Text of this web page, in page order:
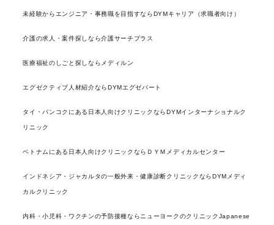
未経験からエンジニア・事務職を目指すならDYMキャリア（求職者向け）
介護の求人・案件探しなら介護サーチプラス
医療福祉のしごと探しならメディルン
エグゼクティブ人材紹介ならDYMエグゼパート
タイ・バンコクにある日本人向けクリニックならDYMインターナショナルク
リニック
ベトナムにある日本人向けクリニックならＤＹＭメディカルセンター
インドネシア・ジャカルタの一般外来・健康診断クリニックならDYMメディ
カルクリニック
内科・小児科・ワクチンの予防接種ならニューヨークのクリニックJapanese